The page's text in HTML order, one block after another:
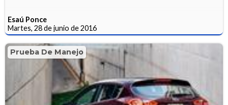
Esaú Ponce
Martes, 28 de junio de 2016
Prueba De Manejo